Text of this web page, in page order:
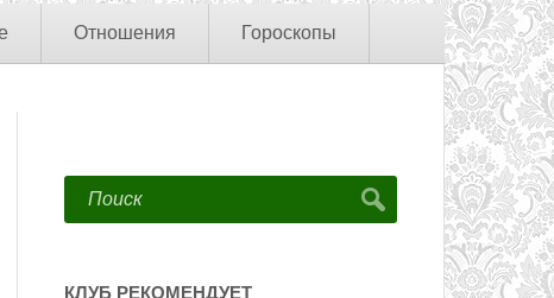
Отношения Гороскопы
КЛУБ РЕКОМЕНДУЕТ